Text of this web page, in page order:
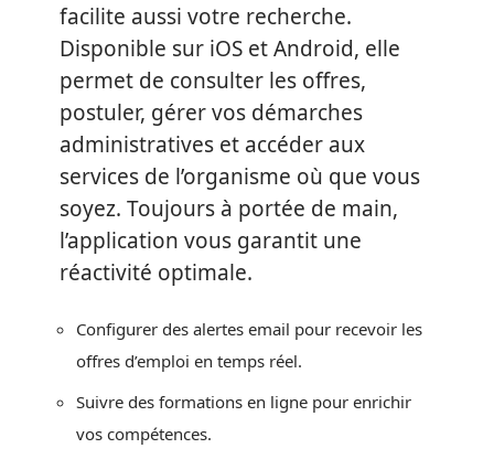
facilite aussi votre recherche.
Disponible sur iOS et Android, elle
permet de consulter les offres,
postuler, gérer vos démarches
administratives et accéder aux
services de l’organisme où que vous
soyez. Toujours à portée de main,
l’application vous garantit une
réactivité optimale.
Configurer des alertes email pour recevoir les
offres d’emploi en temps réel.
Suivre des formations en ligne pour enrichir
vos compétences.